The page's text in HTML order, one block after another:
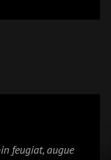
feugiat, augue